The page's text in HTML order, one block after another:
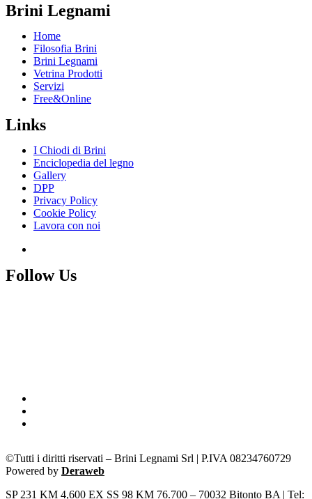
Brini Legnami
Home
Filosofia Brini
Brini Legnami
Vetrina Prodotti
Servizi
Free&Online
Links
I Chiodi di Brini
Enciclopedia del legno
Gallery
DPP
Privacy Policy
Cookie Policy
Lavora con noi
Follow Us
©Tutti i diritti riservati – Brini Legnami Srl | P.IVA 08234760729
Powered by Deraweb
SP 231 KM 4,600 EX SS 98 KM 76.700 – 70032 Bitonto BA | Tel: